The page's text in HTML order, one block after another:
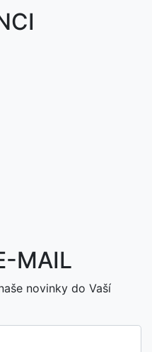
MAIL
novinky do Vaší